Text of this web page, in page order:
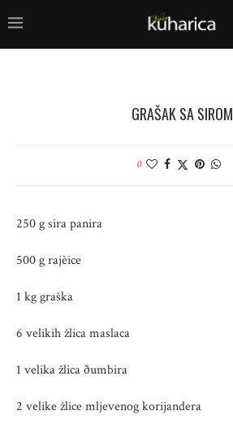
GRAŠAK SA SIROM
0
250 g sira panira
500 g rajèice
1 kg graška
6 velikih žlica maslaca
1 velika žlica ðumbira
2 velike žlice mljevenog korijandera